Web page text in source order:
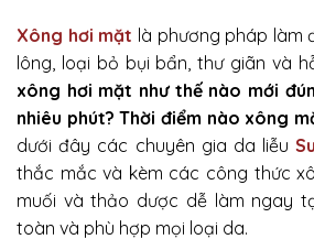
Xông hơi mặt là phương pháp làm
lông, loại bỏ bụi bẩn, thư giãn và
xông hơi mặt như thế nào mới
nhiêu phút? Thời điểm nào xông
dưới đây các chuyên gia da liễu
thắc mắc và kèm các công thức
muối và thảo dược dễ làm ngay
toàn và phù hợp mọi loại da.